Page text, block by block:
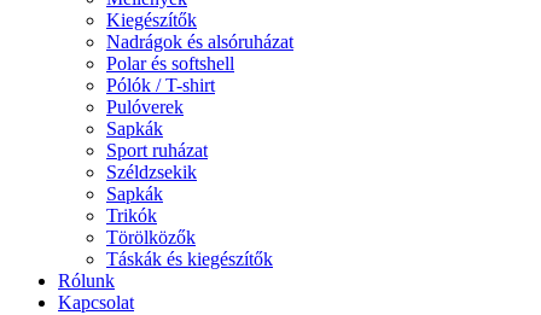
Kiegészítők
Nadrágok és alsóruházat
Polar és softshell
Pólók / T-shirt
Pulóverek
Sapkák
Sport ruházat
Széldzsekik
Sapkák
Trikók
Törölközők
Táskák és kiegészítők
Rólunk
Kapcsolat